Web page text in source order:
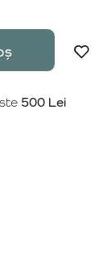
500 Lei